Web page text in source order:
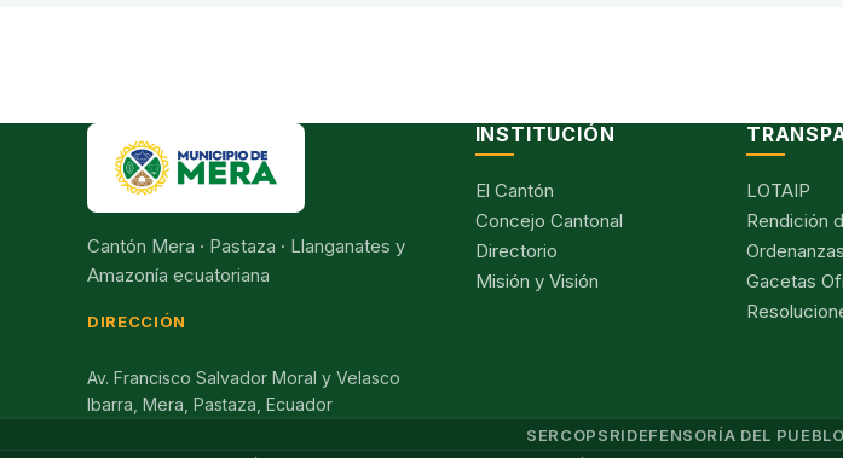
Cantón Mera · Pastaza · Llanganates y
Amazonía ecuatoriana
DIRECCIÓN
Av. Francisco Salvador Moral y Velasco
Ibarra, Mera, Pastaza, Ecuador
INSTITUCIÓN
El Cantón
Concejo Cantonal
Directorio
Misión y Visión
LOTAIP
Rendición
Ordenanzas
Gacetas
SERCOPSRIDEFENSORÍA DEL PUEBLO